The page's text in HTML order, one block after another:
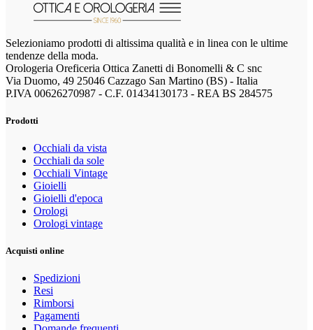
Selezioniamo prodotti di altissima qualità e in linea con le ultime
tendenze della moda.
Orologeria Oreficeria Ottica Zanetti di Bonomelli & C snc
Via Duomo, 49 25046 Cazzago San Martino (BS) - Italia
P.IVA 00626270987 - C.F. 01434130173 - REA BS 284575
Prodotti
Occhiali da vista
Occhiali da sole
Occhiali Vintage
Gioielli
Gioielli d'epoca
Orologi
Orologi vintage
Acquisti online
Spedizioni
Resi
Rimborsi
Pagamenti